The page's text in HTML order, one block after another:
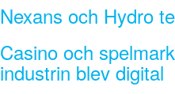
Nexans och Hydro
Casino och
industrin blev digital